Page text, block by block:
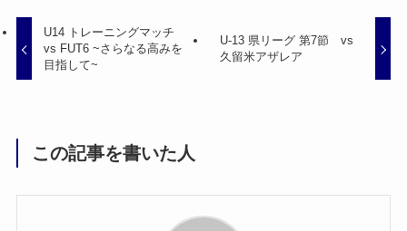
U14 トレーニングマッチ
vs FUT6 ~さらなる高みを
目指して~
U-13 県リーグ 第7節 vs
久留米アザレア
この記事を書いた人